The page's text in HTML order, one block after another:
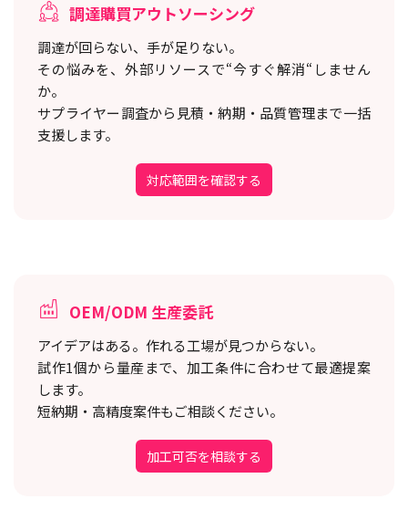
調達購買アウトソーシング
調達が回らない、手が足りない。
その悩みを、外部リソースで“今すぐ解消“しません
か。
サプライヤー調査から見積・納期・品質管理まで一括
支援します。
対応範囲を確認する
OEM/ODM 生産委託
アイデアはある。作れる工場が見つからない。
試作1個から量産まで、加工条件に合わせて最適提案
します。
短納期・高精度案件もご相談ください。
加工可否を相談する